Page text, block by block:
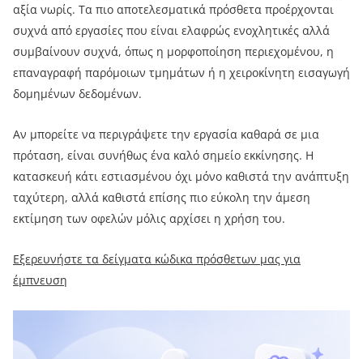
αξία νωρίς. Τα πιο αποτελεσματικά πρόσθετα προέρχονται
συχνά από εργασίες που είναι ελαφρώς ενοχλητικές αλλά
συμβαίνουν συχνά, όπως η μορφοποίηση περιεχομένου, η
επαναγραφή παρόμοιων τμημάτων ή η χειροκίνητη εισαγωγή
δομημένων δεδομένων.
Αν μπορείτε να περιγράψετε την εργασία καθαρά σε μια
πρόταση, είναι συνήθως ένα καλό σημείο εκκίνησης. Η
κατασκευή κάτι εστιασμένου όχι μόνο καθιστά την ανάπτυξη
ταχύτερη, αλλά καθιστά επίσης πιο εύκολη την άμεση
εκτίμηση των οφελών μόλις αρχίσει η χρήση του.
Εξερευνήστε τα δείγματα κώδικα πρόσθετων μας για
έμπνευση